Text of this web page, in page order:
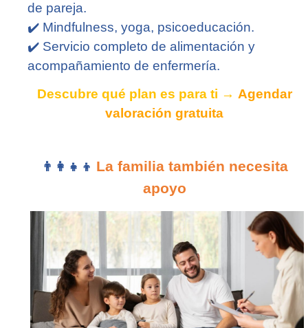
de pareja.
✔️ Mindfulness, yoga, psicoeducación.
✔️ Servicio completo de alimentación y
acompañamiento de enfermería.
Descubre qué plan es para ti → Agendar
valoración gratuita
👨‍👩‍👧‍👦 La familia también necesita
apoyo